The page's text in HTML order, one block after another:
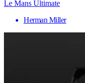
Le Mans Ultimate
Herman Miller